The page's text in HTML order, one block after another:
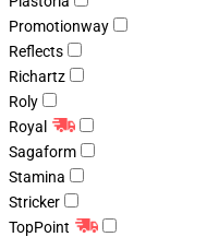
Promotionway
Reflects
Richartz
Roly
Royal
Sagaform
Stamina
Stricker
TopPoint